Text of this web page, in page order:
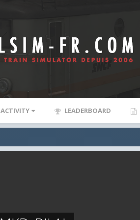
ACTIVITY LEADERBOARD